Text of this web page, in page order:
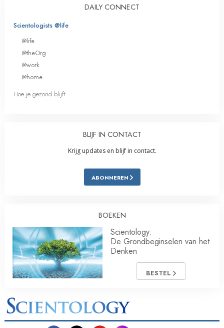
DAILY CONNECT
Scientologists @life
@life
@theOrg
@work
@home
Hoe je gezond blijft
BLIJF IN CONTACT
Krijg updates en blijf in contact.
ABONNEREN
BOEKEN
Scientology:
De Grondbeginselen van het
Denken
BESTEL